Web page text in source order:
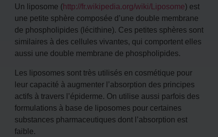
Un liposome (http://fr.wikipedia.org/wiki/Liposome) est
une petite sphère composée d’une double membrane
de phospholipides (lécithine). Ces petites sphères sont
similaires à des cellules vivantes, qui comportent elles
aussi une double membrane de phospholipides.
Les liposomes sont très utilisés en cosmétique pour
leur capacité à augmenter l’absorption des principes
actifs à travers l’épiderme. On utilise aussi parfois des
formulations à base de liposomes pour certaines
substances pharmaceutiques dont l’absorption est
faible.